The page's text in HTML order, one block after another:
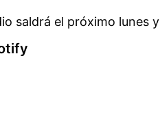
saldrá el próximo lunes y